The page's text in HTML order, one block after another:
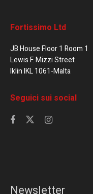
Fortissimo Ltd
JB House Floor 1 Room 1
Lewis F. Mizzi Street
Iklin IKL 1061-Malta
Seguici sui social
Newsletter